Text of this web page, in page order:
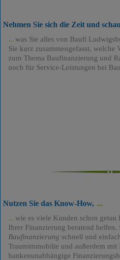
Nehmen Sie sich die Zeit und
was Sie alles von Baufi
Sie kurz zusammengefasst, welche
zum Thema Baufinanzierung und
noch für Service-Leistungen bei
Nutzen Sie das Know-How,
wie es viele Kunden schon getan
Ihrer Finanzierung beratend helfen.
Baufinanzierung schnell und
Traumimmobilie und außerdem
bankenunabhängige